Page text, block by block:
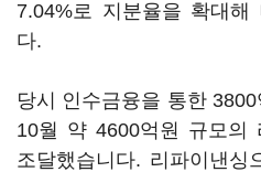
7.04%로 지분율을 확대해
다.
당시 인수금융을 통한
10월 약 4600억원 규모의
조달했습니다. 리파이낸